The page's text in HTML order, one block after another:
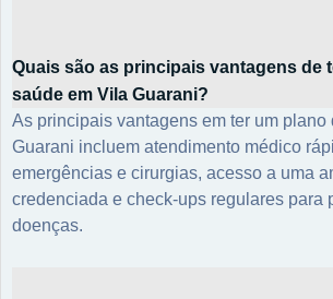
Quais são as principais vantagens de
saúde em Vila Guarani?
As principais vantagens em ter um plano
Guarani incluem atendimento médico
emergências e cirurgias, acesso a uma
credenciada e check-ups regulares para
doenças.